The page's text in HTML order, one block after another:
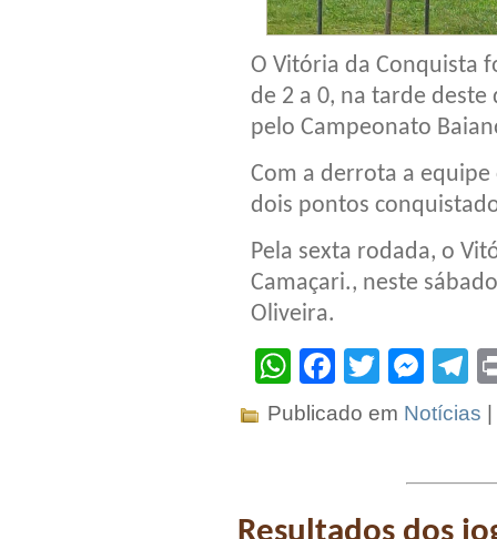
O Vitória da Conquista
de 2 a 0, na tarde
pelo Campeonato
Com a derrota a
dois pontos
Pela sexta rodada, o
Camaçari., neste
Oliveira.
WhatsApp
Facebook
Twitter
Publicado em Notícias |
Resultados dos